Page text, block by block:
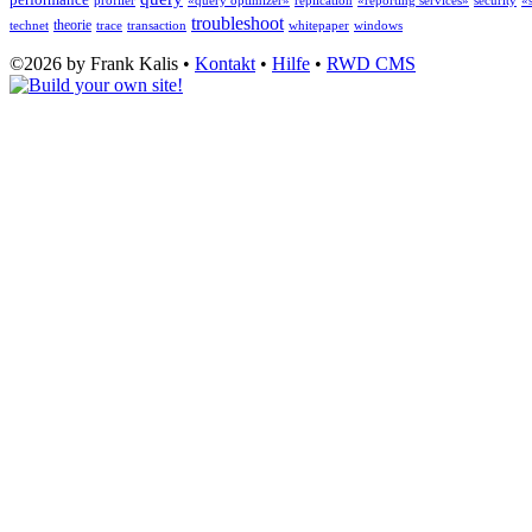
technet theorie trace transaction troubleshoot whitepaper windows
©2026 by Frank Kalis • Kontakt • Hilfe • RWD CMS